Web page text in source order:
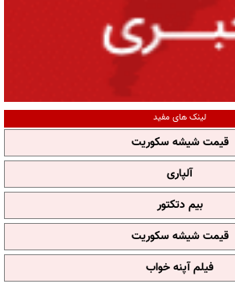
لینک های مفید
قیمت شیشه سکوریت
آلپاری
بیم دتکتور
قیمت شیشه سکوریت
فیلم آپنه خواب